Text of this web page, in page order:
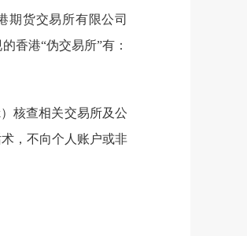
期货交易所有限公司
的香港“伪交易所”有 ：
）核查相关交易所及公
，不向个人账户或非